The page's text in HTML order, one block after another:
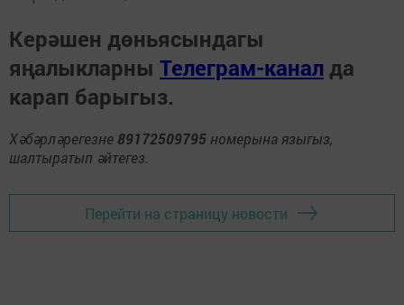
Керәшен дөньясындагы
яңалыкларны Телеграм-канал да
карап барыгыз.
Хәбәрләрегезне 89172509795 номерына языгыз,
шалтыратып әйтегез.
Перейти на страницу новости